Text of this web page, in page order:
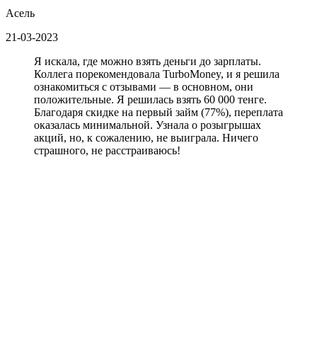
Асель
21-03-2023
Я искала, где можно взять деньги до зарплаты.
Коллега порекомендовала TurboMoney, и я решила
ознакомиться с отзывами — в основном, они
положительные. Я решилась взять 60 000 тенге.
Благодаря скидке на первый займ (77%), переплата
оказалась минимальной. Узнала о розыгрышах
акций, но, к сожалению, не выиграла. Ничего
страшного, не расстраиваюсь!